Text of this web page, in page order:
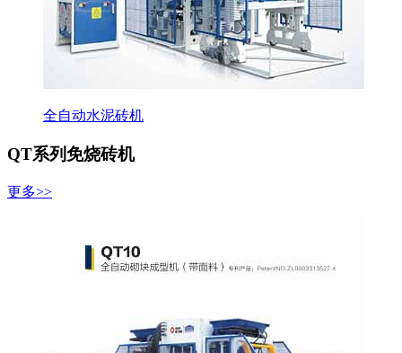
全自动水泥砖机
QT系列免烧砖机
更多>>